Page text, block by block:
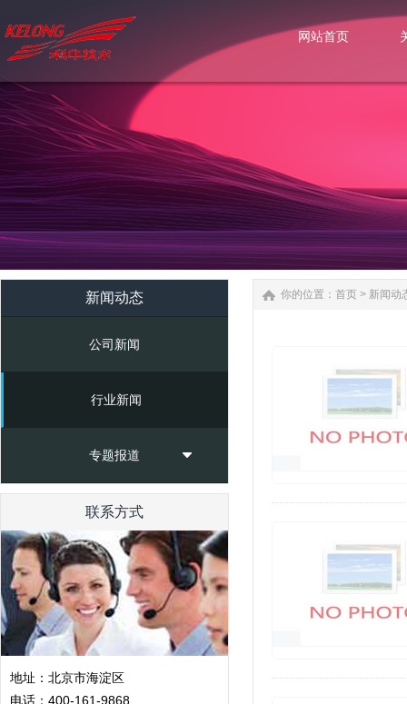
网站首页
新闻动态
公司新闻
行业新闻
专题报道
联系方式
地址：北京市海淀区
电话：400-161-9868
你的位置： 首页 > 新闻动